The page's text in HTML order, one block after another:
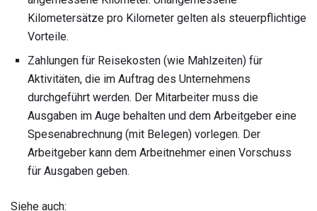
Kilometersätze pro Kilometer gelten als steuerpflichtige
Vorteile.
Zahlungen für Reisekosten (wie Mahlzeiten) für
Aktivitäten, die im Auftrag des Unternehmens
durchgeführt werden. Der Mitarbeiter muss die
Ausgaben im Auge behalten und dem Arbeitgeber eine
Spesenabrechnung (mit Belegen) vorlegen. Der
Arbeitgeber kann dem Arbeitnehmer einen Vorschuss
für Ausgaben geben.
Siehe auch: